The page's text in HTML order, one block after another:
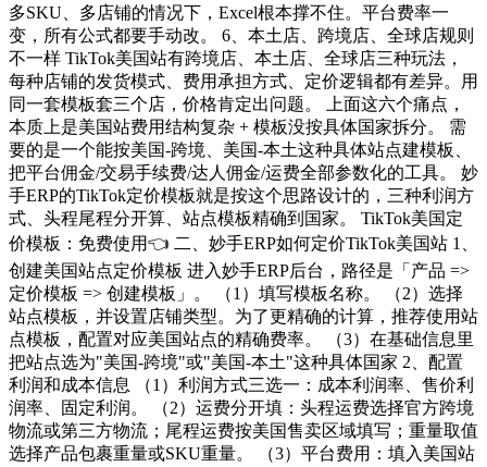
多SKU、多店铺的情况下，Excel根本撑不住。平台费率一
变，所有公式都要手动改。 6、本土店、跨境店、全球店规则
不一样 TikTok美国站有跨境店、本土店、全球店三种玩法，
每种店铺的发货模式、费用承担方式、定价逻辑都有差异。用
同一套模板套三个店，价格肯定出问题。 上面这六个痛点，
本质上是美国站费用结构复杂 + 模板没按具体国家拆分。 需
要的是一个能按美国-跨境、美国-本土这种具体站点建模板、
把平台佣金/交易手续费/达人佣金/运费全部参数化的工具。 妙
手ERP的TikTok定价模板就是按这个思路设计的，三种利润方
式、头程尾程分开算、站点模板精确到国家。 TikTok美国定
价模板：免费使用👈 二、妙手ERP如何定价TikTok美国站 1、
创建美国站点定价模板 进入妙手ERP后台，路径是「产品 =>
定价模板 => 创建模板」。 （1）填写模板名称。 （2）选择
站点模板，并设置店铺类型。为了更精确的计算，推荐使用站
点模板，配置对应美国站点的精确费率。 （3）在基础信息里
把站点选为"美国-跨境"或"美国-本土"这种具体国家 2、配置
利润和成本信息 （1）利润方式三选一：成本利润率、售价利
润率、固定利润。 （2）运费分开填：头程运费选择官方跨境
物流或第三方物流；尾程运费按美国售卖区域填写；重量取值
选择产品包裹重量或SKU重量。 （3）平台费用：填入美国站